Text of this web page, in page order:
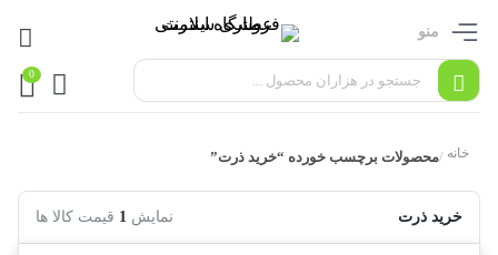
منو
0
خانه /محصولات برچسب خورده “خرید ذرت”
خرید ذرت نمایش 1 قیمت کالا ها